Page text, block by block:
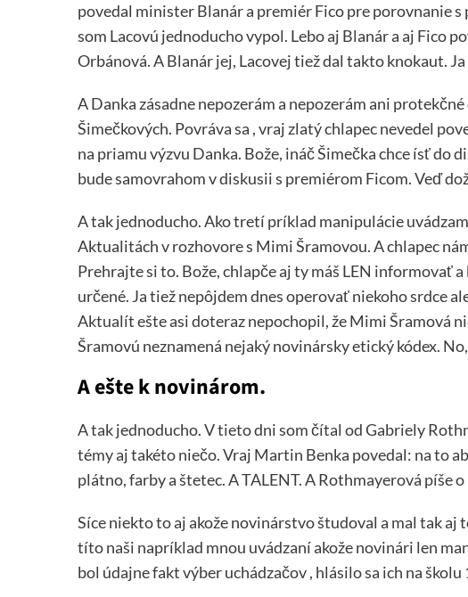
povedal minister Blanár a premiér Fico pre porovnanie
som Lacovú jednoducho vypol. Lebo aj Blanár a aj Fico
Orbánová. A Blanár jej, Lacovej tiež dal takto knokaut.
A Danka zásadne nepozerám a nepozerám ani
Šimečkových. Povráva sa , vraj zlatý chlapec nevedel
na priamu výzvu Danka. Bože, ináč Šimečka chce ísť do
bude samovrahom v diskusii s premiérom Ficom. Veď
A tak jednoducho. Ako tretí príklad manipulácie
Aktualitách v rozhovore s Mimi Šramovou. A chlapec
Prehrajte si to. Bože, chlapče aj ty máš LEN informovať
určené. Ja tiež nepôjdem dnes operovať niekoho srdce
Aktualít ešte asi doteraz nepochopil, že Mimi Šramová
Šramovú neznamená nejaký novinársky etický kódex.
A ešte k novinárom.
A tak jednoducho. V tieto dni som čítal od Gabriely
témy aj takéto niečo. Vraj Martin Benka povedal: na to
plátno, farby a štetec. A TALENT. A Rothmayerová píše
Síce niekto to aj akože novinárstvo študoval a mal tak aj
títo naši napríklad mnou uvádzaní akože novinári len
bol údajne fakt výber uchádzačov , hlásilo sa ich na školu